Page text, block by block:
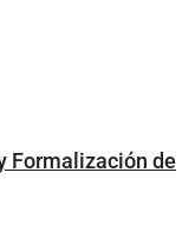
Formalización de